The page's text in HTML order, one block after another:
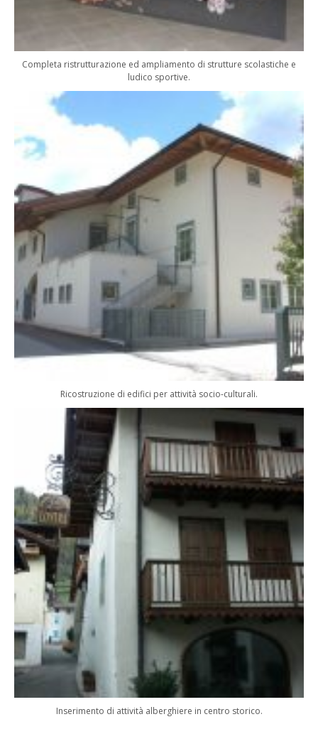
Completa ristrutturazione ed ampliamento di strutture scolastiche e
ludico sportive.
Ricostruzione di edifici per attività socio-culturali.
Inserimento di attività alberghiere in centro storico.